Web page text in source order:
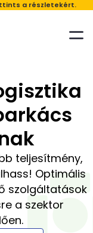
a részletekért.
teljesítmény,
Optimális
szolgáltatások
a szektor